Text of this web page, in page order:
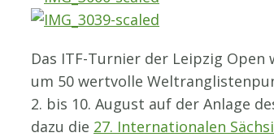
Das ITF-Turnier der Leipzig
um 50 wertvolle
2. bis 10. August auf der Anlage
dazu die 27. Internationalen